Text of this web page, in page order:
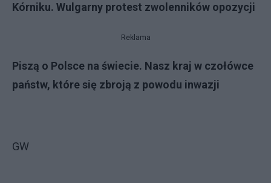
Kórniku. Wulgarny protest zwolenników opozycji
Reklama
Piszą o Polsce na świecie. Nasz kraj w czołówce
państw, które się zbroją z powodu inwazji
GW